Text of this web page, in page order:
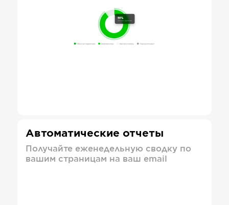
Автоматические отчеты
Получайте еженедельную сводку по
вашим страницам на ваш email